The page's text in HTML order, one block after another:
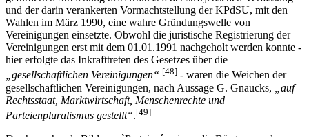
und der darin verankerten Vormachtstellung der KPdSU, mit den
Wahlen im März 1990, eine wahre Gründungswelle von
Vereinigungen einsetzte. Obwohl die juristische Registrierung der
Vereinigungen erst mit dem 01.01.1991 nachgeholt werden konnte -
hier erfolgte das Inkrafttreten des Gesetzes über die
„gesellschaftlichen Vereinigungen“ [48] - waren die Weichen der
gesellschaftlichen Vereinigungen, nach Aussage G. Gnaucks,
„auf
Rechtsstaat, Marktwirtschaft, Menschenrechte und
Parteienpluralismus gestellt“.[49]